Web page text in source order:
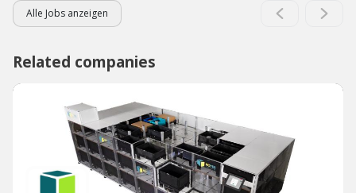
Alle Jobs anzeigen
Related companies